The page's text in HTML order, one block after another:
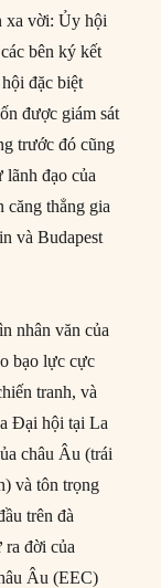
xa vời: Ủy hội
bên ký kết
đặc biệt
được giám sát
trước đó cũng
đạo của
thẳng gia
và Budapest
nhân văn của
bạo lực cực
tranh, và
Đại hội tại La
châu Âu (trái
và tôn trọng
trên đà
ra đời của
Âu (EEC)